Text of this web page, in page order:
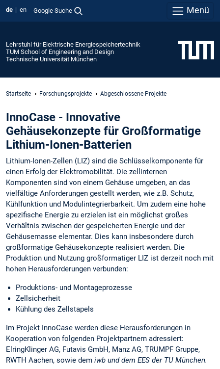
de en Google Suche Menü
Lehrstuhl für Elektrische Energiespeichertechnik
TUM School of Engineering and Design
Technische Universität München
Startseite Forschungsprojekte Abgeschlossene Projekte
InnoCase - Innovative
Gehäusekonzepte für Großformatige
Lithium-Ionen-Batterien
Lithium-Ionen-Zellen (LIZ) sind die Schlüsselkomponente für
einen Erfolg der Elektromobilität. Die zellinternen
Komponenten sind von einem Gehäuse umgeben, an das
vielfältige Anforderungen gestellt werden, wie z.B. Schutz,
Kühlfunktion und Modulintegrierbarkeit. Um zudem eine hohe
spezifische Energie zu erzielen ist ein möglichst großes
Verhältnis zwischen der gespeicherten Energie und der
Gehäusemasse elementar. Dies kann insbesondere durch
großformatige Gehäusekonzepte realisiert werden. Die
Produktion und Nutzung großformatiger LIZ ist derzeit noch mit
hohen Herausforderungen verbunden:
Produktions- und Montageprozesse
Zellsicherheit
Kühlung des Zellstapels
Im Projekt InnoCase werden diese Herausforderungen in
Kooperation von folgenden Projektpartnern adressiert:
ElringKlinger AG, Futavis GmbH, Manz AG, TRUMPF Gruppe,
RWTH Aachen, sowie dem iwb und dem EES der TU München.